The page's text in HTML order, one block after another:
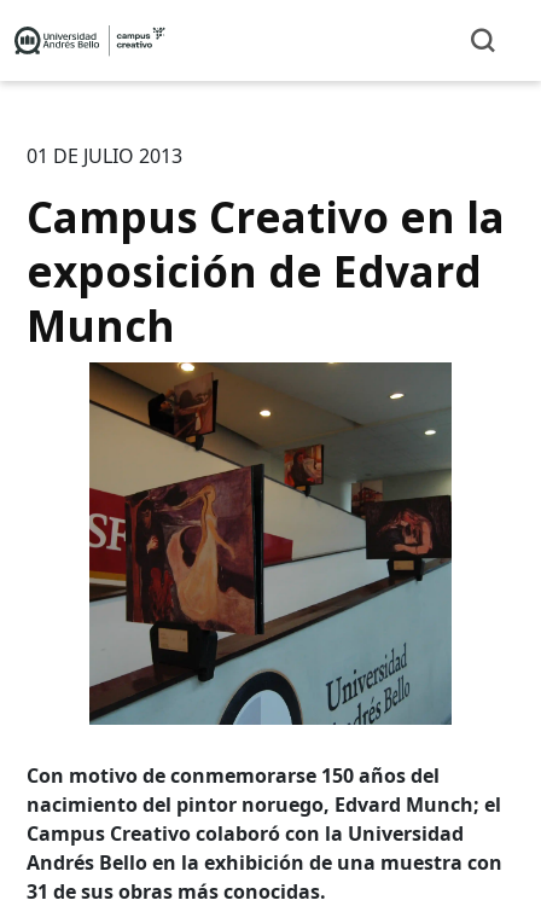
01 DE JULIO 2013
Campus Creativo en la
exposición de Edvard
Munch
Con motivo de conmemorarse 150 años del
nacimiento del pintor noruego, Edvard Munch; el
Campus Creativo colaboró con la Universidad
Andrés Bello en la exhibición de una muestra con
31 de sus obras más conocidas.